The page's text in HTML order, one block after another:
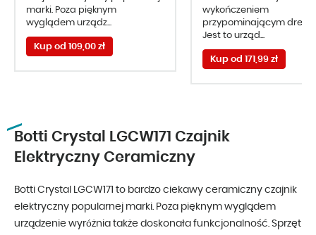
marki. Poza pięknym
wyglądem urządz...
Kup od 109,00 zł
wykończeniem
przypominającym
Jest to urząd...
Kup od 171,99 zł
Botti Crystal LGCW171 Czajnik
Elektryczny Ceramiczny
Botti Crystal LGCW171 to bardzo ciekawy ceramiczny czajnik
elektryczny popularnej marki. Poza pięknym wyglądem
urządzenie wyróżnia także doskonała funkcjonalność. Sprzęt